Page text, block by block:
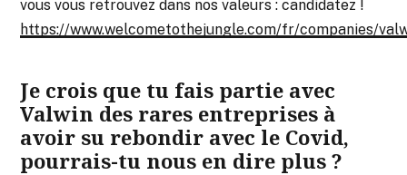
vous vous retrouvez dans nos valeurs : candidatez !
https://www.welcometothejungle.com/fr/companies/
Je crois que tu fais partie avec
Valwin des rares entreprises à
avoir su rebondir avec le Covid,
pourrais-tu nous en dire plus ?